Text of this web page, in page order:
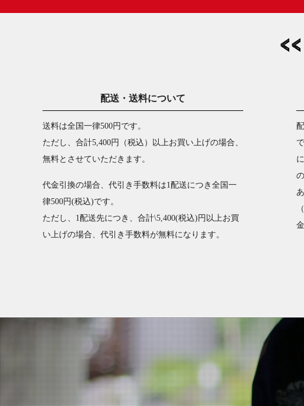
配送・送料について
送料は全国一律500円です。
ただし、合計5,400円（税込）以上お買い上げの場合、
無料とさせていただきます。
代金引換の場合、代引き手数料は1配送につき全国一
律500円(税込)です。
ただし、1配送先につき、合計\5,400(税込)円以上お買
い上げの場合、代引き手数料が無料になります。